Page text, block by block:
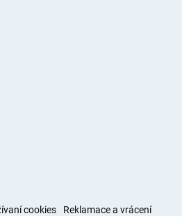
cookies
Reklamace a vrácení